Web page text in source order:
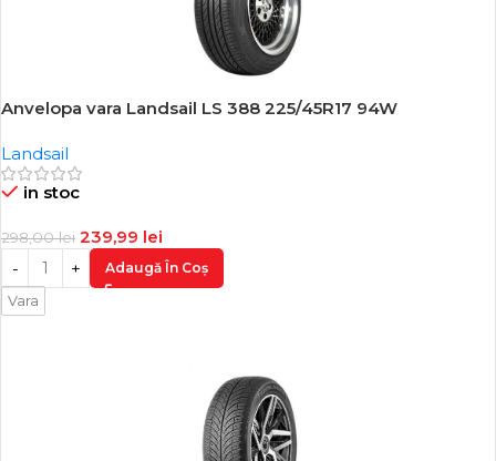
-19%
Anvelopa vara Landsail LS 388 225/45R17 94W
Landsail
in stoc
298,00lei 239,99 lei
Adaugă În Coș
Vara